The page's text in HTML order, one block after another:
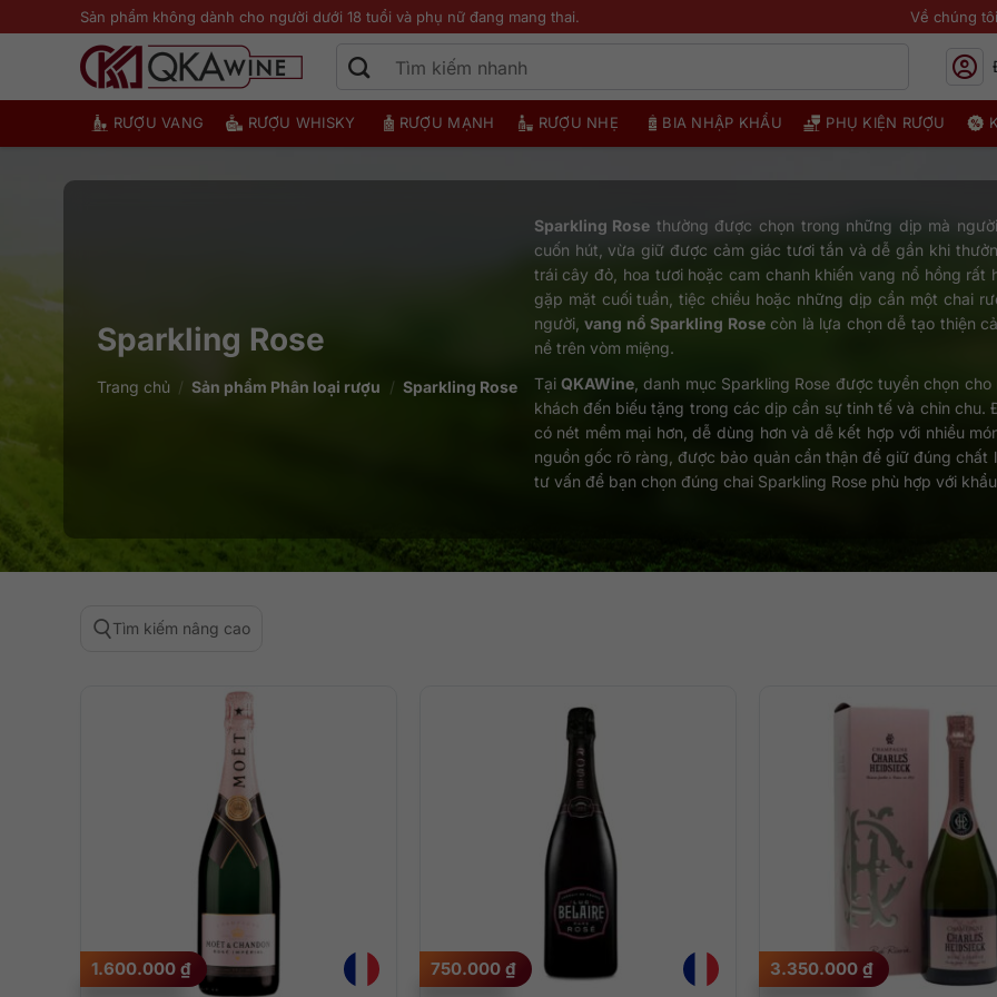
qua
Sản phẩm không dành cho người dưới 18 tuổi và phụ nữ đang mang thai. Về chúng tôi
RƯỢU VANG RƯỢU WHISKY RƯỢU MẠNH RƯỢU NHẸ BIA NHẬP KHẨU PHỤ KIỆN RƯỢU
Sparkling Rose
Trang chủ / Sản phẩm Phân loại rượu / Sparkling Rose
Sparkling Rose thường được chọn trong những dịp mà
cuốn hút, vừa giữ được cảm giác tươi tắn và dễ gần khi
trái cây đỏ, hoa tươi hoặc cam chanh khiến vang nổ hồng
gặp mặt cuối tuần, tiệc chiều hoặc những dịp cần một chai
người,vang nổ Sparkling Rosecòn là lựa chọn dễ tạo thiện
nề trên vòm miệng.
Tại QKAWine, danh mục Sparkling Rose được tuyển chọn
khách đến biếu tặng trong các dịp cần sự tinh tế và chỉn
có nét mềm mại hơn, dễ dùng hơn và dễ kết hợp với nhiều
nguồn gốc rõ ràng, được bảo quản cẩn thận để giữ đúng chất
tư vấn để bạn chọn đúng chai Sparkling Rose phù hợp với
Tìm kiếm nâng cao
1.600.000 ₫ 750.000 ₫ 3.350.000 ₫